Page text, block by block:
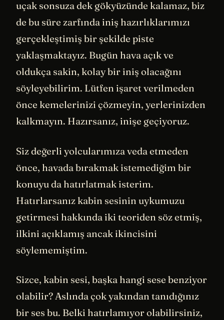
uçak sonsuza dek gökyüzünde kalamaz, biz
de bu süre zarfında iniş hazırlıklarımızı
gerçekleştimiş bir şekilde piste
yaklaşmaktayız. Bugün hava açık ve
oldukça sakin, kolay bir iniş olacağını
söyleyebilirim. Lütfen işaret verilmeden
önce kemelerinizi çözmeyin, yerlerinizden
kalkmayın. Hazırsanız, inişe geçiyoruz.
Siz değerli yolcularımıza veda etmeden
önce, havada bırakmak istemediğim bir
konuyu da hatırlatmak isterim.
Hatırlarsanız kabin sesinin uykumuzu
getirmesi hakkında iki teoriden söz etmiş,
ilkini açıklamış ancak ikincisini
söylememiştim.
Sizce, kabin sesi, başka hangi sese benziyor
olabilir? Aslında çok yakından tanıdığınız
bir ses bu. Belki hatırlamıyor olabilirsiniz,